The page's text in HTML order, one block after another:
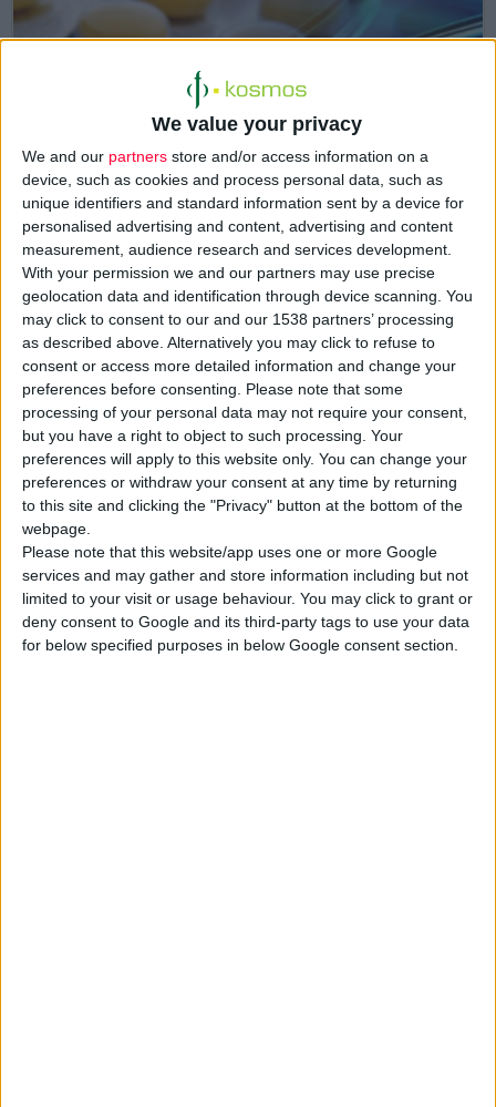
We value your privacy
We and our partners store and/or access information on a
device, such as cookies and process personal data, such as
unique identifiers and standard information sent by a device for
personalised advertising and content, advertising and content
measurement, audience research and services development.
With your permission we and our partners may use precise
geolocation data and identification through device scanning. You
may click to consent to our and our 1538 partners’ processing
as described above. Alternatively you may click to refuse to
consent or access more detailed information and change your
preferences before consenting. Please note that some
processing of your personal data may not require your consent,
but you have a right to object to such processing. Your
preferences will apply to this website only. You can change your
preferences or withdraw your consent at any time by returning
to this site and clicking the "Privacy" button at the bottom of the
webpage.
Please note that this website/app uses one or more Google
services and may gather and store information including but not
limited to your visit or usage behaviour. You may click to grant or
deny consent to Google and its third-party tags to use your data
for below specified purposes in below Google consent section.
19/3/2010
Χαιρετισμός του προέδρου του ΣΦΕΕ στο Συνέδριο Pharma
«Η μηχανοργάνωση και ο τεχνολογικός εκσυγχρονισμός είναι η
μοναδική επιλογή για τον εξορθολογισμό των δαπανών υγείας»